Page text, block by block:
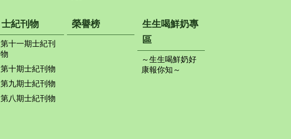
士紀刊物
第十一期士紀刊
物
第十期士紀刊物
第九期士紀刊物
第八期士紀刊物
榮譽榜
生生喝鮮奶專
區
～生生喝鮮奶好
康報你知～